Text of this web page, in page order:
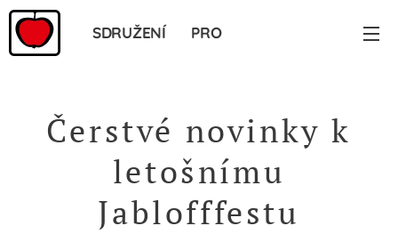
SDRUŽENÍ PRO
Čerstvé novinky k
letošnímu
Jablofffestu